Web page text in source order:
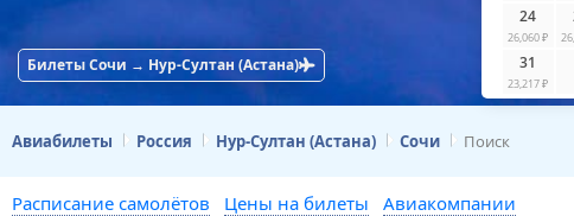
24
26,060 ₽
31
23,217 ₽
Билеты Сочи → Нур-Султан (Астана)
Авиабилеты Россия Нур-Султан (Астана) Сочи Поиск
Расписание самолётов Цены на билеты Авиакомпании